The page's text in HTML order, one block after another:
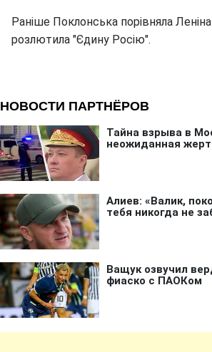
Раніше Поклонська порівняла Леніна
розлютила "Єдину Росію".